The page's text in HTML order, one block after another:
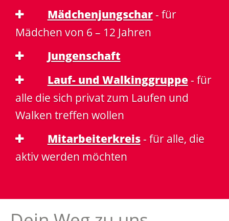
Mädchenjungschar- für
Mädchen von 6 – 12 Jahren
Jungenschaft
Lauf- und Walkinggruppe- für
alle die sich privat zum Laufen und
Walken treffen wollen
Mitarbeiterkreis- für alle, die
aktiv werden möchten